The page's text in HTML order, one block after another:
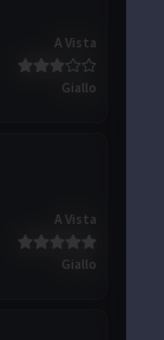
A Vista
Giallo
A Vista
Giallo